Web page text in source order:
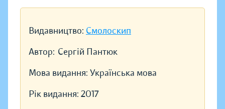
Видавництво: Смолоскип
Автор: Сергій Пантюк
Мова видання: Українська мова
Рік видання: 2017